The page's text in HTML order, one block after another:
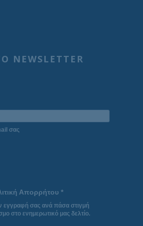
NEWSLETTER
σας
Απορρήτου *
εγγραφή σας ανά πάσα στιγμή
στο ενημερωτικό μας δελτίο.